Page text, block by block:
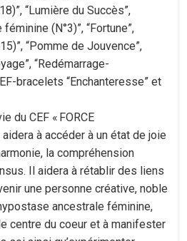
“Lumière du Succès”,
féminine (N°3)”, “Fortune”,
“Pomme de Jouvence”,
“Redémarrage-
bracelets “Enchanteresse” et
du CEF « FORCE
aidera à accéder à un état de joie
la compréhension
Il aidera à rétablir des liens
une personne créative, noble
ancestrale féminine,
centre du coeur et à manifester